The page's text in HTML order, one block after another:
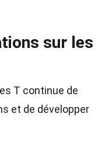
sur les
T continue de
et de développer